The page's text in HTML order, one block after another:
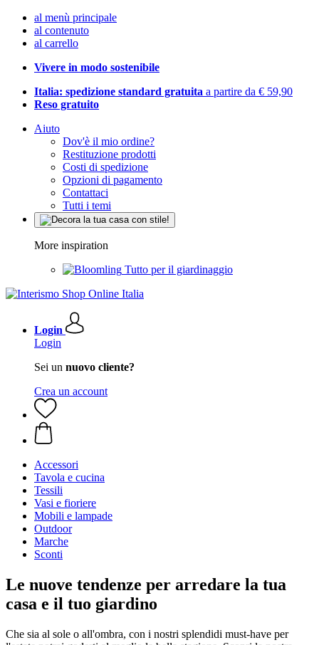
al menù principale
al contenuto
al carrello
Vivere in modo sostenibile
Italia: spedizione standard gratuita a partire da € 59,90
Reso gratuito
Aiuto
Dov'è il mio ordine?
Restituzione prodotti
Costi di spedizione
Opzioni di pagamento
Contattaci
Tutti i temi
More inspiration
Tutto per il giardinaggio
Login
Login
Sei un nuovo cliente?
Crea un account
Accessori
Tavola e cucina
Tessili
Vasi e fioriere
Mobili e lampade
Outdoor
Marche
Sconti
Le nuove tendenze per arredare la tua
casa e il tuo giardino
Che sia al sole o all'ombra, con i nostri splendidi must-have per